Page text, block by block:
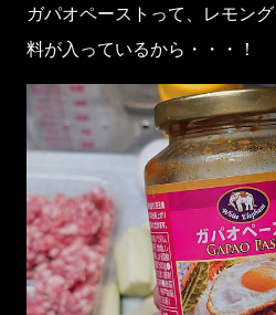
ガパオペーストって、レモン
料が入っているから・・・！